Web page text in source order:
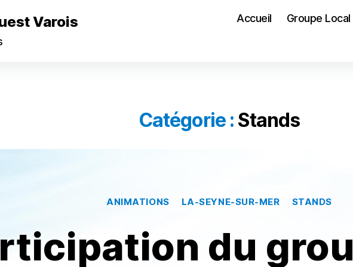
Varois Accueil Groupe Local
Catégorie : Stands
Catégories
ANIMATIONS LA-SEYNE-SUR-MER STANDS
du